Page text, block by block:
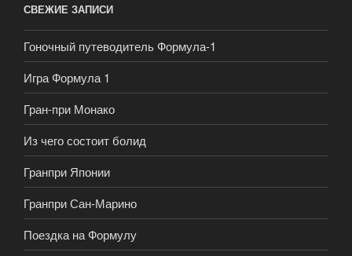
СВЕЖИЕ ЗАПИСИ
Гоночный путеводитель Формула-1
Игра Формула 1
Гран-при Монако
Из чего состоит болид
Гранпри Японии
Гранпри Сан-Марино
Поездка на Формулу